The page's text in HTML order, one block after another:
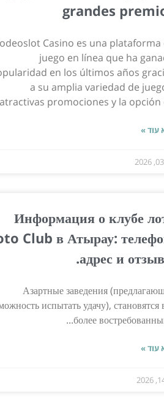
grandes
Casino es una plataforma
juego en línea que ha
en los últimos años
a su amplia variedad de
atractivas promociones y la opción
עוד »
Информация о клубе
Club в Атырау:
адрес и
Азартные заведения
испытать удачу), становятся
более
עוד »